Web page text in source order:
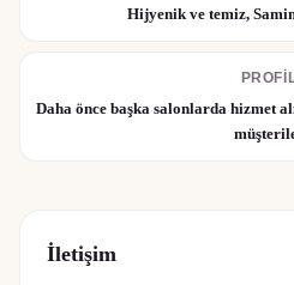
Hijyenik ve temiz,
Daha önce başka salonlarda hizmet
İletişim